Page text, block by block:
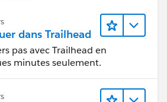
dans Trailhead
pas avec Trailhead en
minutes seulement.